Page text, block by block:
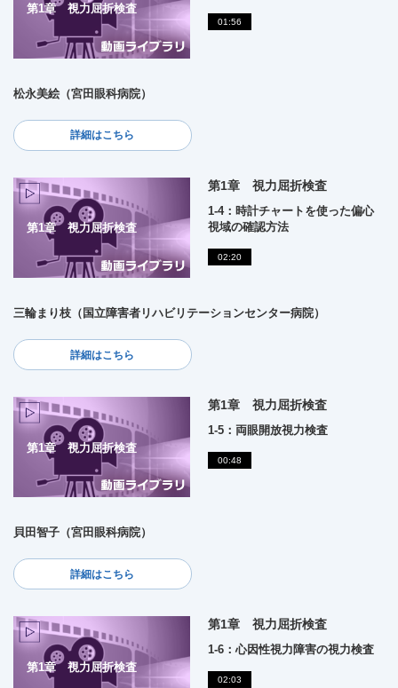
第1章 視力屈折検査
01:56
松永美絵（宮田眼科病院）
詳細はこちら
第1章 視力屈折検査
第1章 視力屈折検査
1-4：時計チャートを使った偏心
視域の確認方法
02:20
三輪まり枝（国立障害者リハビリテーションセンター病院）
詳細はこちら
第1章 視力屈折検査
第1章 視力屈折検査
1-5：両眼開放視力検査
00:48
貝田智子（宮田眼科病院）
詳細はこちら
第1章 視力屈折検査
第1章 視力屈折検査
1-6：心因性視力障害の視力検査
02:03